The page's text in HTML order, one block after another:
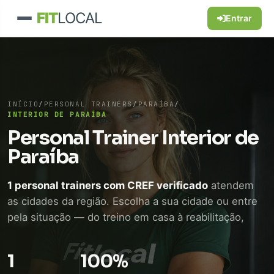
FITLOCAL Entrar
INÍCIO / PERSONAL TRAINERS/PARAÍBA /
INTERIOR DE PARAÍBA
Personal Trainer Interior de
Paraíba
1 personal trainers com CREF verificado atendem
as cidades da região. Escolha a sua cidade ou entre
pela situação — do treino em casa à reabilitação,
passando por quem voltou a treinar depois dos 50.
Conversa direta pelo WhatsApp, sem mensalidade
de plataforma.
1 100%